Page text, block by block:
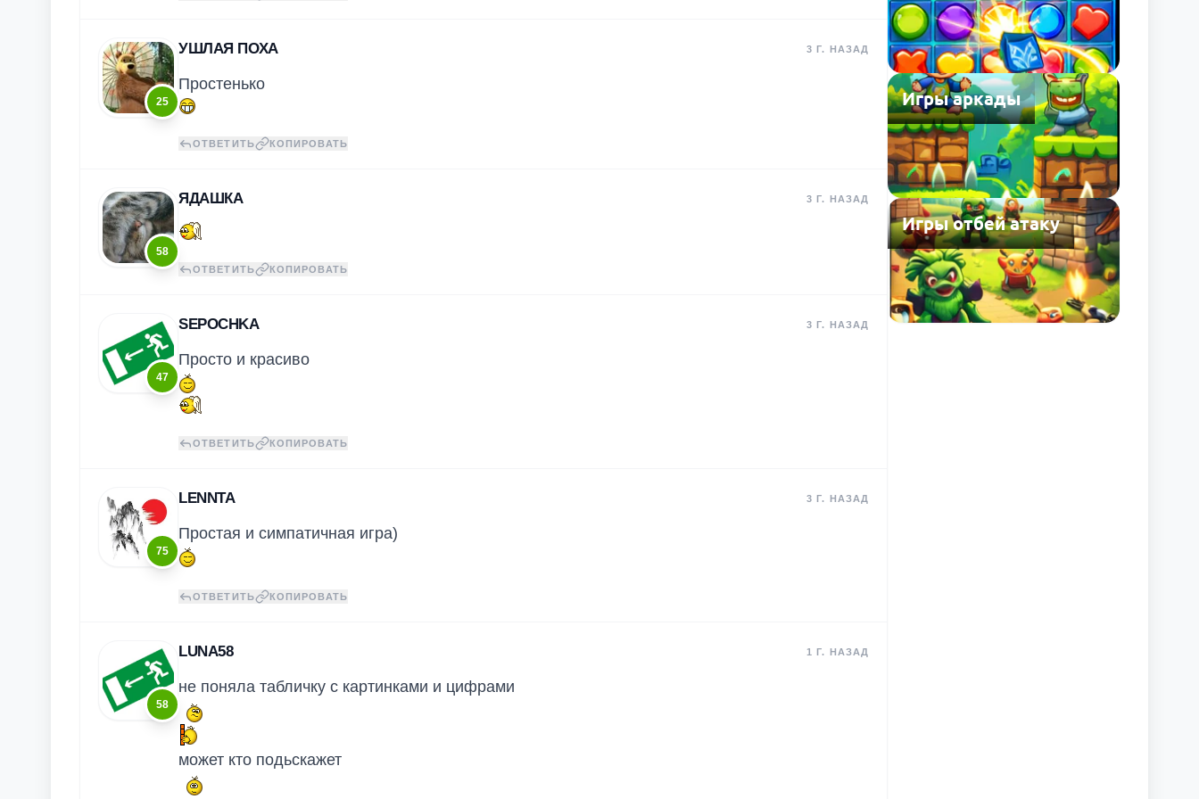
25
УШЛАЯ ПОХА 3 Г. НАЗАД
Простенько
ОТВЕТИТЬ КОПИРОВАТЬ
58
ЯДАШКА 3 Г. НАЗАД
ОТВЕТИТЬ КОПИРОВАТЬ
47
SEPOCHKA 3 Г. НАЗАД
Просто и красиво
ОТВЕТИТЬ КОПИРОВАТЬ
75
LENNTA 3 Г. НАЗАД
Простая и симпатичная игра)
ОТВЕТИТЬ КОПИРОВАТЬ
58
LUNA58 1 Г. НАЗАД
не поняла табличку с картинками и цифрами
может кто подьскажет
Игры аркады
Игры отбей атаку